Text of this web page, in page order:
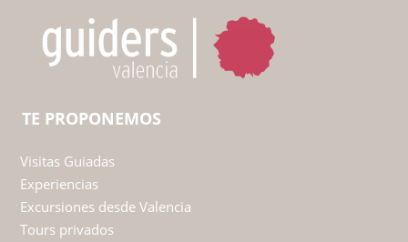
TE PROPONEMOS
Visitas Guiadas
Experiencias
Excursiones desde Valencia
Tours privados